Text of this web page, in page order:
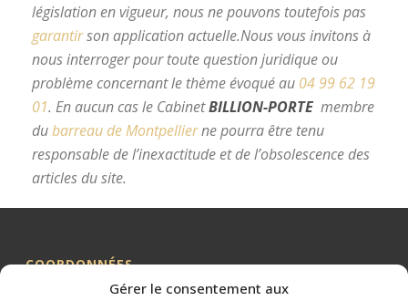
Gérer le consentement aux
législation en vigueur, nous ne pouvons toutefois pas
garantirson application actuelle.Nous vous invitons à
nous interroger pour toute question juridique ou
problème concernant le thème évoqué au 04 99 62 19
01. En aucun cas le CabinetBILLION-PORTE membre
dubarreau de Montpellierne pourra être tenu
responsable de l’inexactitude et de l’obsolescence des
articles du site.
COORDONNÉES
Me BILLION-PORTE